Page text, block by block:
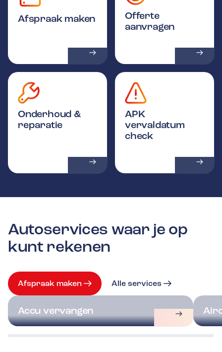
Afspraak maken
Offerte
aanvragen
Onderhoud &
reparatie
APK
vervaldatum
check
Autoservices waar je op
kunt rekenen
Afspraak maken Alle services
Accu vervangen